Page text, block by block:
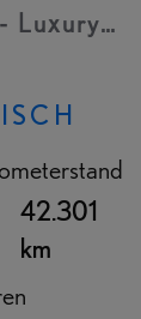
42.301
km